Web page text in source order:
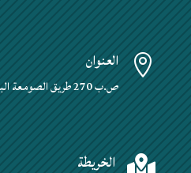
 العنوان
ص.ب 270 طريق الصومعة البليدة
 الخريطة